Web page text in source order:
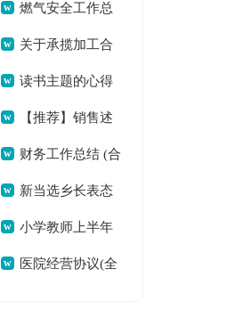
燃气安全工作总
结(精选多篇)[本文共
11653字]
关于承揽加工合
同范文9篇(全文共
9290字)
读书主题的心得
体会500字（多篇）
[本文共8837字]
【推荐】销售述
职模板9篇(全文共
10715字)
财务工作总结 (合
集15篇)(全文共
19472字)
新当选乡长表态
发言[本文共4538字]
小学教师上半年
度工作总结[本文共
医院经营协议(全